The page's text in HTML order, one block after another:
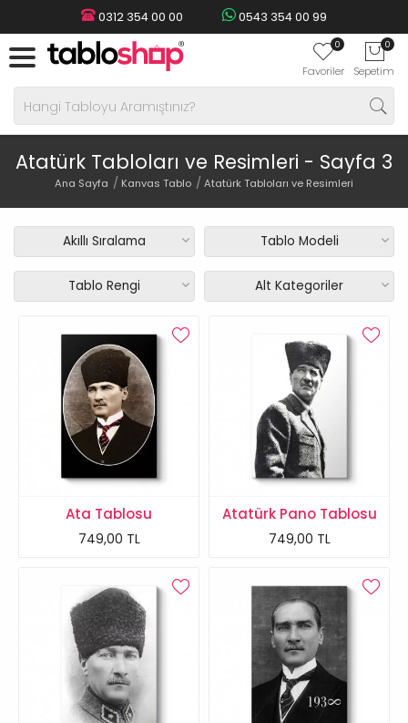
0312 354 00 00 0543 354 00 99
0
Favoriler
0
Sepetim
Atatürk Tabloları ve Resimleri - Sayfa 3
Ana Sayfa Kanvas Tablo Atatürk Tabloları ve Resimleri
Akıllı Sıralama Tablo Modeli
Tablo Rengi Alt Kategoriler
Ata Tablosu
749,00 TL
Atatürk Pano Tablosu
749,00 TL